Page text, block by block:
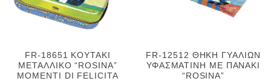
FR-18651 ΚΟΥΤΑΚΙ
ΜΕΤΑΛΛΙΚΟ “ROSINA”
MOMENTI DI FELICITA
FR-12512 ΘΗΚΗ ΓΥΑΛΙΩΝ
ΥΦΑΣΜΑΤΙΝΗ ΜΕ ΠΑΝΑΚΙ
“ROSINA”